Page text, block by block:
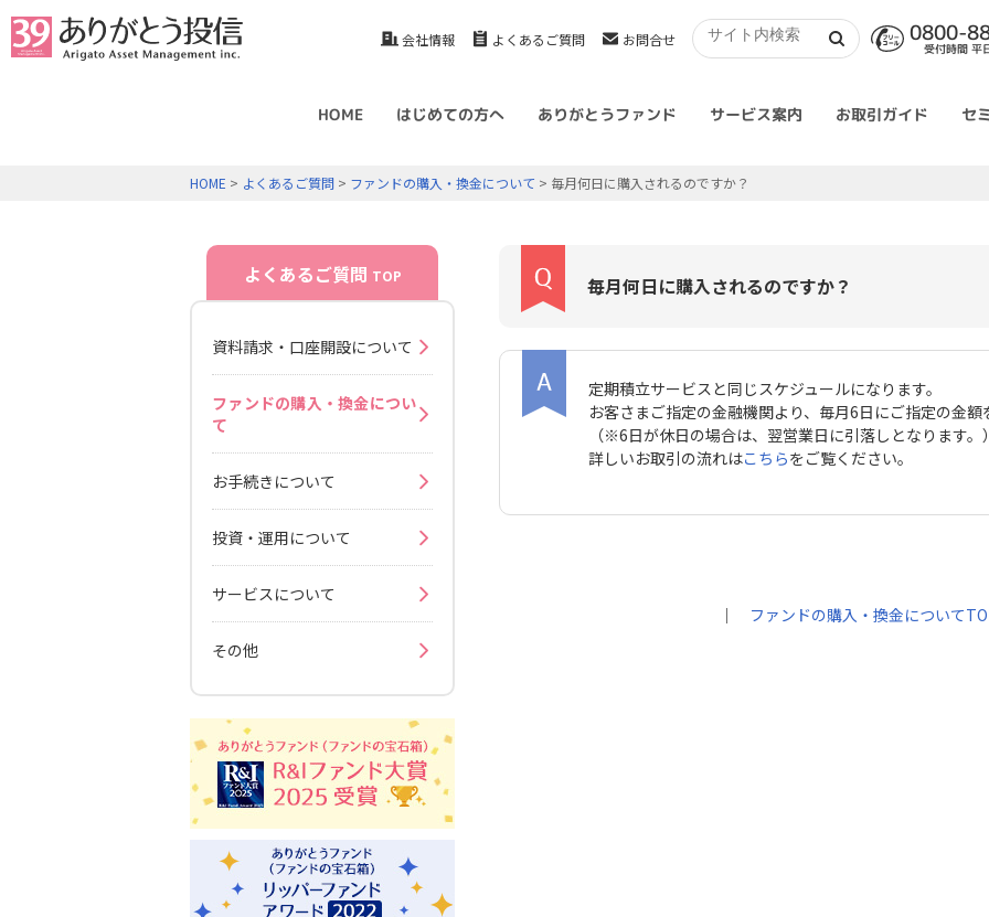
会社情報 よくあるご質問 お問合せ 0800-
受付時間 平
HOME はじめての方へ ありがとうファンド サービス案内 お取引ガイド セ
HOME > よくあるご質問 > ファンドの購入・換金について > 毎月何日に購入されるのですか？
毎月何日に購入されるのですか？
定期積立サービスと同じスケジュールになります。
お客さまご指定の金融機関より、毎月6日にご指定の金額
（※6日が休日の場合は、翌営業日に引落しとなります。）
詳しいお取引の流れはこちらをご覧ください。
｜ ファンドの購入・換金について
よくあるご質問 TOP
資料請求・口座開設について
ファンドの購入・換金につい
て
お手続きについて
投資・運用について
サービスについて
その他